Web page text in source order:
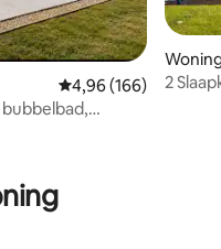
249 recensies
Gemiddelde
4,96 (166)
2